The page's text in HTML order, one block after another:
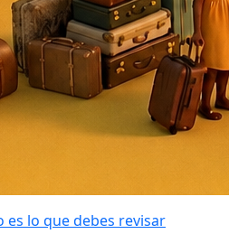
es lo que debes revisar